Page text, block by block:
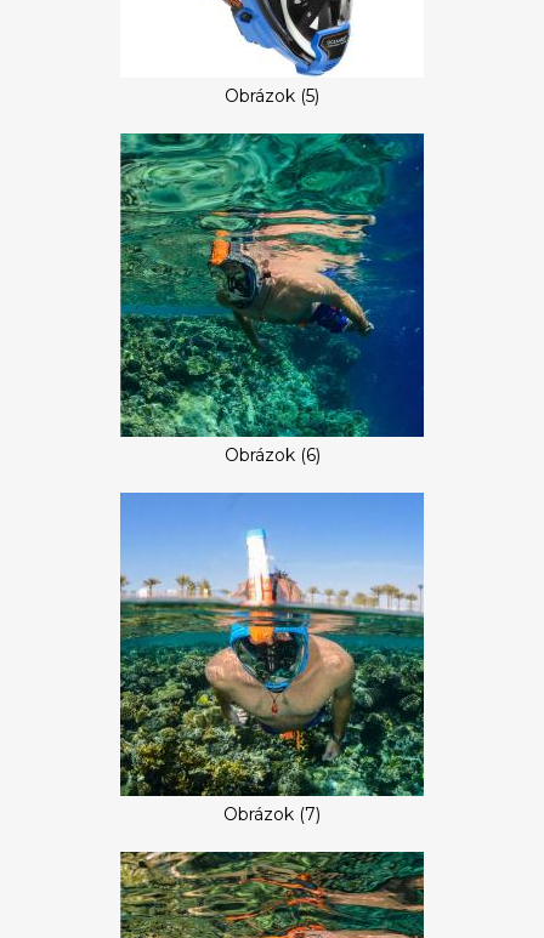
Obrázok (5)
Obrázok (6)
Obrázok (7)